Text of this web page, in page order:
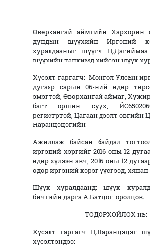
Өвөрхангай аймгийн
дундын шүүхийн Иргэний
хуралдааныг шүүгч
шүүхийн танхимд хийсэн шүүх
Хүсэлт гаргагч: Монгол Улсын
дугаар сарын 06-ний өдөр
эмэгтэй, Өвөрхангай аймаг,
багт оршин суух,
регистртэй, Цагаан дээлт овгийн
Наранцэцэгийн
Ажиллаж байсан байдал
иргэний хэргийг 2016 оны 12
өдөр хүлээн авч, 2016 оны 12
өдөр иргэний хэрэг үүсгээд, хянан
Шүүх хуралдаанд: шүүх
бичгийн дарга А.Батцог оролцов.
ТОДОРХОЙЛОХ нь:
Хүсэлт гаргагч Ц.Наранцэцэг
хүсэлтэндээ: